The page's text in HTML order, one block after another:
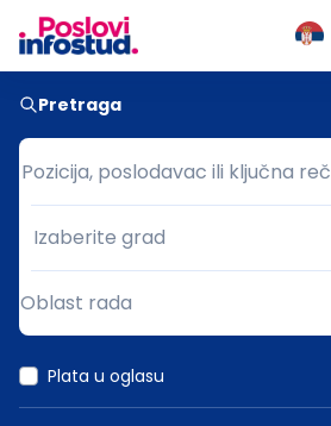
Pretraga
Pozicija, poslodavac ili ključna reč
Pozicija, poslodavac ili ključna reč
Grad
Izaberite grad
Oblast rada
Plata u oglasu